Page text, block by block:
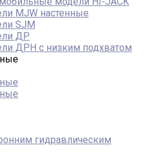
MJW настенные
SJM
ДР
ДРН с низким подхватом
гидравлическим